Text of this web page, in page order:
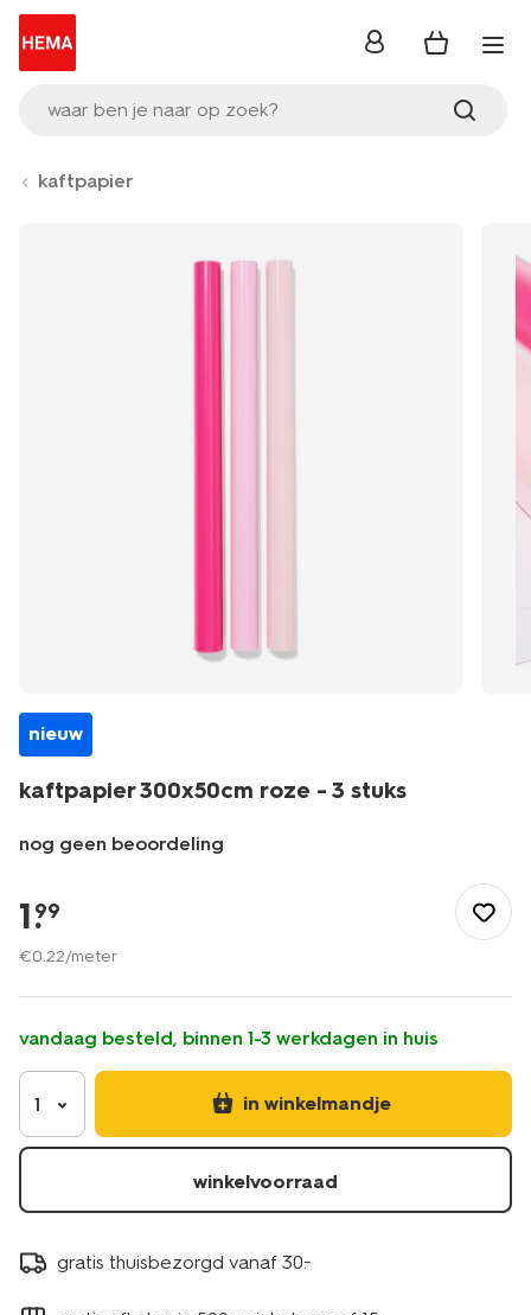
waar ben je naar op zoek?
inloggen
kaftpapier
nieuw
kaftpapier 300x50cm roze - 3 stuks
nog geen beoordeling
kantoor/kaften-
etiketten/kaftpapier/kaftpapier-
300x50cm-
-
stuks-
14503193.html
1.
99
€0.22/meter
vandaag besteld, binnen 1-3 werkdagen in huis
1 in winkelmandje
winkelvoorraad
gratis thuisbezorgd vanaf 30.-